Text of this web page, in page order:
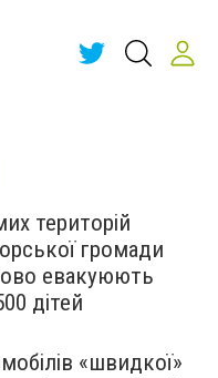
територій
громади
евакуюють
дітей
«швидкої»